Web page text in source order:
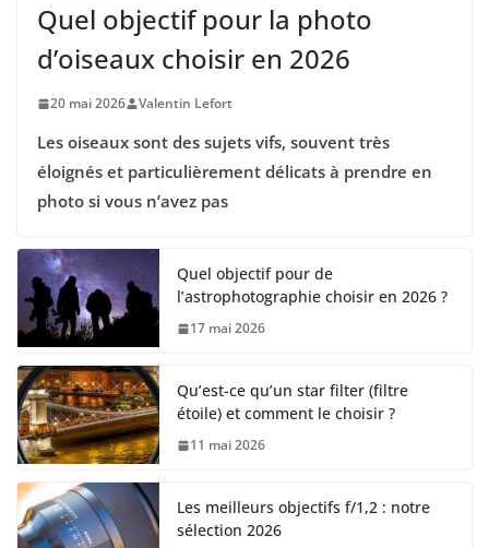
Quel objectif pour la photo
d’oiseaux choisir en 2026
20 mai 2026 Valentin Lefort
Les oiseaux sont des sujets vifs, souvent très
éloignés et particulièrement délicats à prendre en
photo si vous n’avez pas
Quel objectif pour de
l’astrophotographie choisir en 2026 ?
17 mai 2026
Qu’est-ce qu’un star filter (filtre
étoile) et comment le choisir ?
11 mai 2026
Les meilleurs objectifs f/1,2 : notre
sélection 2026